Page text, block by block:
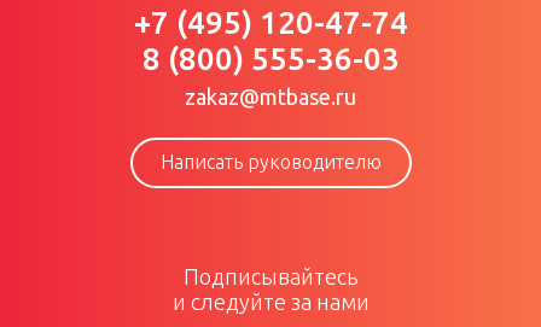
+7 (495) 120-47-74
8 (800) 555-36-03
zakaz@mtbase.ru
Написать руководителю
Подписывайтесь
и следуйте за нами